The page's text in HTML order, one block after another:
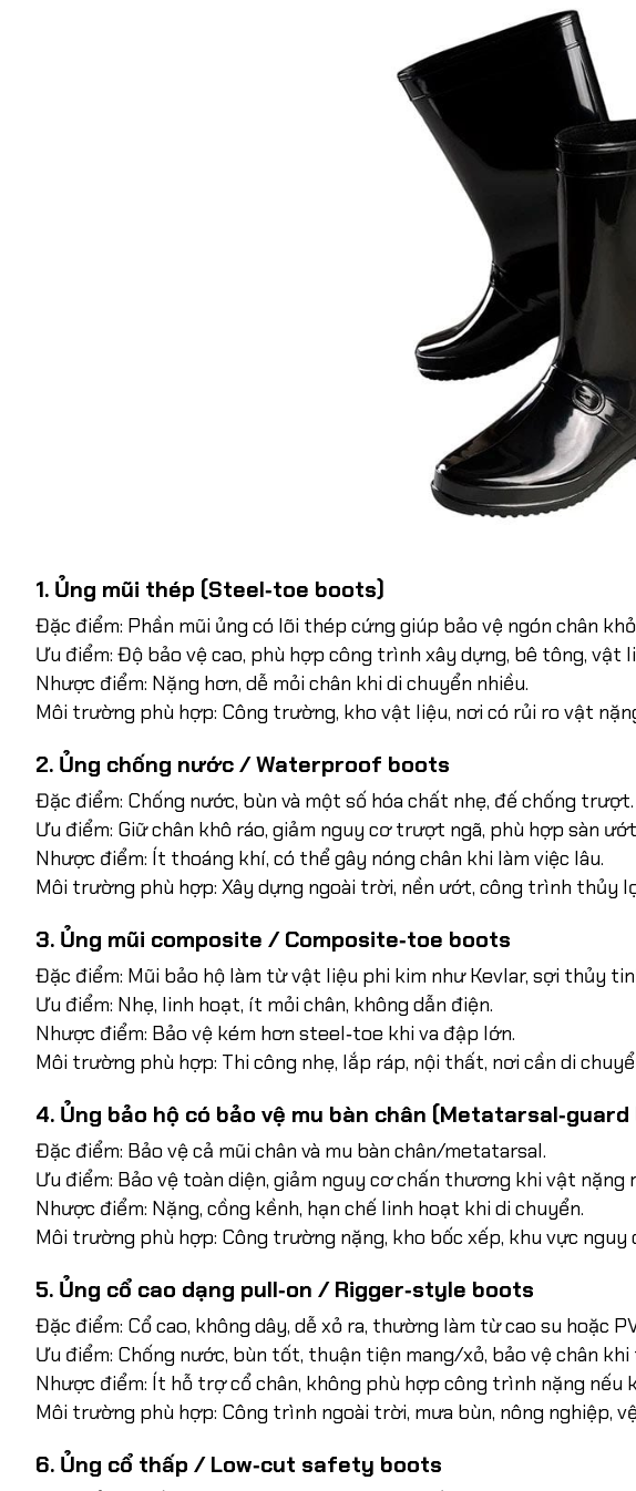
1. Ủng mũi thép (Steel‑toe boots)
Đặc điểm: Phần mũi ủng có lõi thép cứng giúp bảo vệ ngón chân
Ưu điểm: Độ bảo vệ cao, phù hợp công trình xây dựng, bê tông, vật
Nhược điểm: Nặng hơn, dễ mỏi chân khi di chuyển nhiều.
Môi trường phù hợp: Công trường, kho vật liệu, nơi có rủi ro vật
2. Ủng chống nước / Waterproof boots
Đặc điểm: Chống nước, bùn và một số hóa chất nhẹ, đế chống trượt.
Ưu điểm: Giữ chân khô ráo, giảm nguy cơ trượt ngã, phù hợp sàn
Nhược điểm: Ít thoáng khí, có thể gây nóng chân khi làm việc lâu.
Môi trường phù hợp: Xây dựng ngoài trời, nền ướt, công trình thủy
3. Ủng mũi composite / Composite‑toe boots
Đặc điểm: Mũi bảo hộ làm từ vật liệu phi kim như Kevlar, sợi thủy
Ưu điểm: Nhẹ, linh hoạt, ít mỏi chân, không dẫn điện.
Nhược điểm: Bảo vệ kém hơn steel‑toe khi va đập lớn.
Môi trường phù hợp: Thi công nhẹ, lắp ráp, nội thất, nơi cần di
4. Ủng bảo hộ có bảo vệ mu bàn chân
Đặc điểm: Bảo vệ cả mũi chân và mu bàn chân/metatarsal.
Ưu điểm: Bảo vệ toàn diện, giảm nguy cơ chấn thương khi vật nặng
Nhược điểm: Nặng, cồng kềnh, hạn chế linh hoạt khi di chuyển.
Môi trường phù hợp: Công trường nặng, kho bốc xếp, khu vực nguy
5. Ủng cổ cao dạng pull‑on / Rigger‑style boots
Đặc điểm: Cổ cao, không dây, dễ xỏ ra, thường làm từ cao su hoặc
Ưu điểm: Chống nước, bùn tốt, thuận tiện mang/xỏ, bảo vệ chân
Nhược điểm: Ít hỗ trợ cổ chân, không phù hợp công trình nặng nếu
Môi trường phù hợp: Công trình ngoài trời, mưa bùn, nông nghiệp,
6. Ủng cổ thấp / Low‑cut safety boots